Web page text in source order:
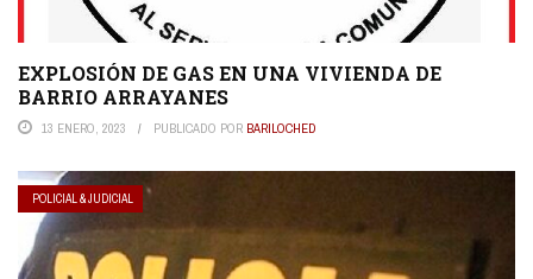
EXPLOSIÓN DE GAS EN UNA VIVIENDA DE
BARRIO ARRAYANES
13 ENERO, 2023 PUBLICADO POR BARILOCHED
POLICIAL & JUDICIAL